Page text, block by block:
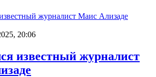
20:06
известный журналист